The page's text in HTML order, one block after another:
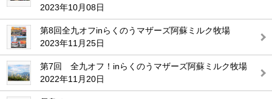
2023年10月08日
第8回全九オフinらくのうマザーズ阿蘇ミルク牧場
2023年11月25日
第7回 全九オフ！inらくのうマザーズ阿蘇ミルク牧場
2022年11月20日